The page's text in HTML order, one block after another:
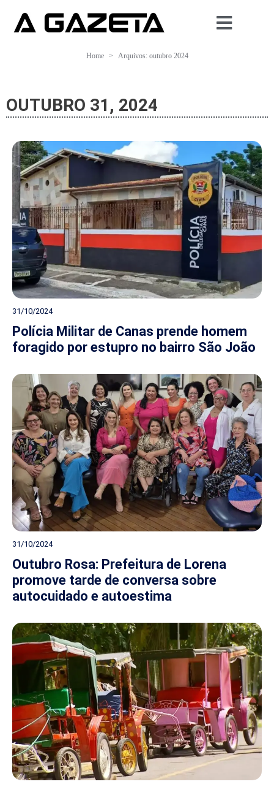
Home Arquivos: outubro 2024
OUTUBRO 31, 2024
31/10/2024
Polícia Militar de Canas prende homem
foragido por estupro no bairro São João
31/10/2024
Outubro Rosa: Prefeitura de Lorena
promove tarde de conversa sobre
autocuidado e autoestima